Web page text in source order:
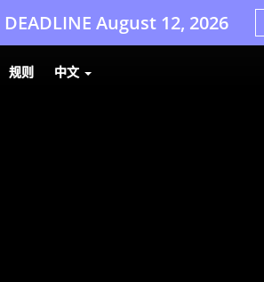
DEADLINE August 12, 2026
规则 中文